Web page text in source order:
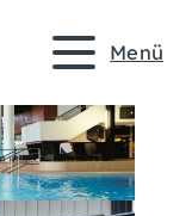
Menü